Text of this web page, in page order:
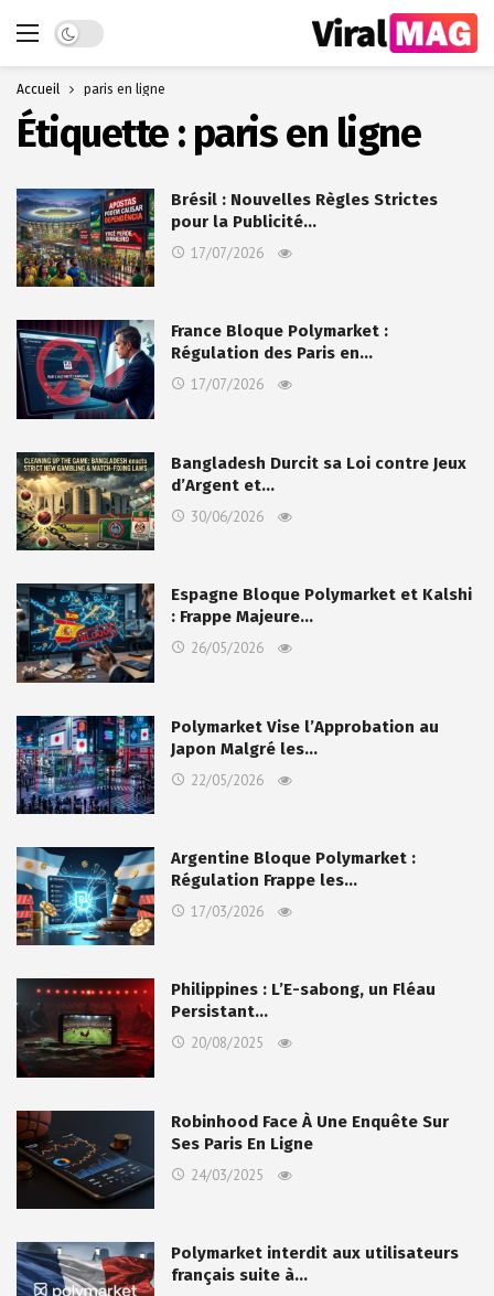
Dark mode
Accueil paris en ligne
Étiquette : paris en ligne
Brésil : Nouvelles Règles Strictes
pour la Publicité…
17/07/2026
France Bloque Polymarket :
Régulation des Paris en…
17/07/2026
Bangladesh Durcit sa Loi contre Jeux
d’Argent et…
30/06/2026
Espagne Bloque Polymarket et Kalshi
: Frappe Majeure…
26/05/2026
Polymarket Vise l’Approbation au
Japon Malgré les…
22/05/2026
Argentine Bloque Polymarket :
Régulation Frappe les…
17/03/2026
Philippines : L’E-sabong, un Fléau
Persistant…
20/08/2025
Robinhood Face À Une Enquête Sur
Ses Paris En Ligne
24/03/2025
Polymarket interdit aux utilisateurs
français suite à…